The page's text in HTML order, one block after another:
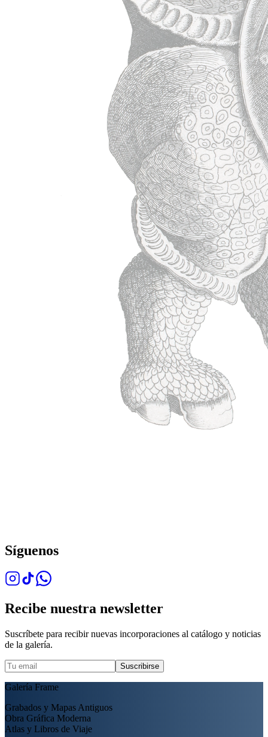
Síguenos
Recibe nuestra newsletter
Suscríbete para recibir nuevas incorporaciones al catálogo y noticias
de la galería.
Suscribirse
Galería Frame
Grabados y Mapas Antiguos
Obra Gráfica Moderna
Atlas y Libros de Viaje